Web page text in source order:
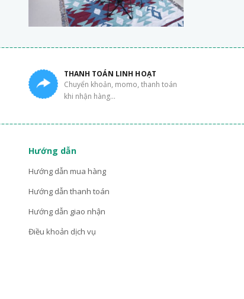
THANH TOÁN LINH HOẠT
Chuyển khoản, momo, thanh toán
khi nhận hàng...
Hướng dẫn
Hướng dẫn mua hàng
Hướng dẫn thanh toán
Hướng dẫn giao nhận
Điều khoản dịch vụ